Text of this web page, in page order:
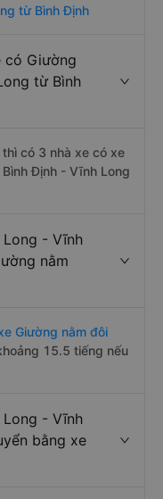
từ Bình Định
có Giường
từ Bình
có 3 nhà xe có xe
Định - Vĩnh Long
- Vĩnh
nằm
Giường nằm đôi
15.5 tiếng nếu
- Vĩnh
bằng xe